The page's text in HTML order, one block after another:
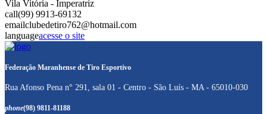
Vila Vitória - Imperatriz
call(99) 9913-69132
emailclubedetiro762@hotmail.com
languageacesse o site
Federação Maranhense de Tiro Esportivo
Rua Afonso Pena n° 291, sala 01 - Centro - São Luís - MA - 65010-030
phone(98) 9811-81188